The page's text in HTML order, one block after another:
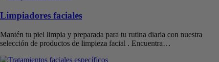
Limpiadores faciales
Mantén tu piel limpia y preparada para tu rutina diaria con nuestra
selección de productos de limpieza facial . Encuentra…